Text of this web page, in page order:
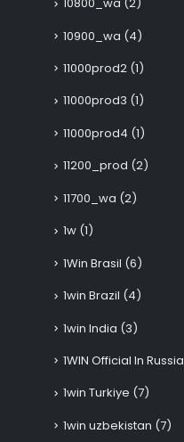
10900_wa (4)
11000prod2 (1)
11000prod3 (1)
11000prod4 (1)
11200_prod (2)
11700_wa (2)
1w (1)
1Win Brasil (6)
1win Brazil (4)
1win India (3)
1WIN Official In Russia
1win Turkiye (7)
1win uzbekistan (7)